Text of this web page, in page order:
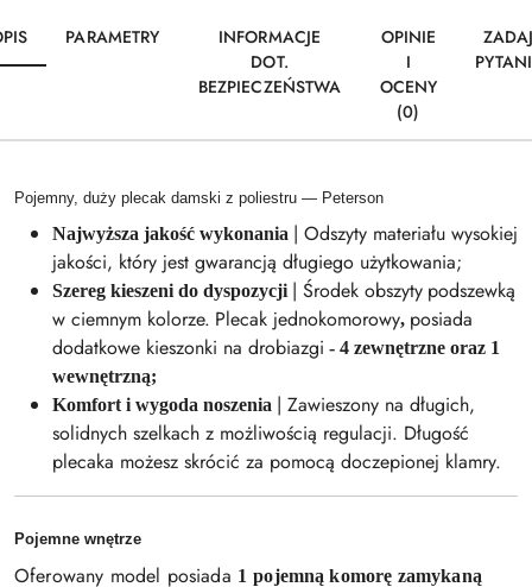
PARAMETRY
INFORMACJE
DOT.
BEZPIECZEŃSTWA
OPINIE
I
OCENY
(0)
Pojemny, duży plecak damski z poliestru — Peterson
Najwyższa jakość wykonania | Odszyty materiału wysokiej
jakości, który jest gwarancją długiego użytkowania;
Szereg kieszeni do dyspozycji | Środek obszyty podszewką
w ciemnym kolorze. Plecak jednokomorowy, posiada
dodatkowe kieszonki na drobiazgi - 4 zewnętrzne oraz 1
wewnętrzną;
Komfort i wygoda noszenia | Zawieszony na długich,
solidnych szelkach z możliwością regulacji. Długość
plecaka możesz skrócić za pomocą doczepionej klamry.
Pojemne wnętrze
Oferowany model posiada 1 pojemną komorę zamykaną